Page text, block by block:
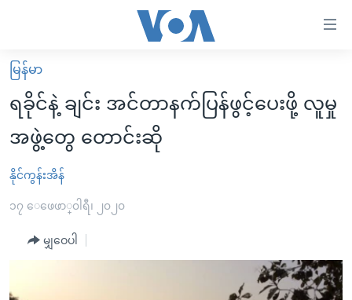
လွယ်ကူ
စေ
သည့်
Link
များ
ပင်မ
ကြည့်
မူလစာမျက်နှာ
မြန်မာ
ကမ္ဘာ့သတင်းများ
နိုင်ငံတကာ
အစ္စရေး-ပါလက်စတိုင်း
ဗွီဒီယို
သတင်းလွတ်လပ်ခွင့်
အင်္ဂလိပ်စာလေ့လာမယ်
မြန်မာ
ရခိုင်နဲ့ ချင်း အင်တာနက်ပြန်ဖွင့်ပေးဖို့ လူမှု
အဖွဲ့တွေ တောင်းဆို
နိုင်ကွန်းအိန်
၁၇ ေဖေဖာ္၀ါရီ၊ ၂၀၂၀
မျှဝေပါ